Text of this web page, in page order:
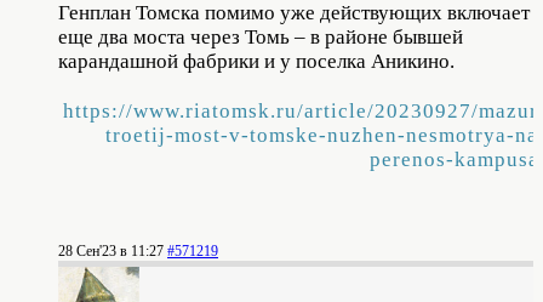
Генплан Томска помимо уже действующих включает
еще два моста через Томь – в районе бывшей
карандашной фабрики и у поселка Аникино.
https://www.riatomsk.ru/article/20230927/
troetij-most-v-tomske-nuzhen-nesmotrya-
perenos-
28 Сен'23 в 11:27 #571219